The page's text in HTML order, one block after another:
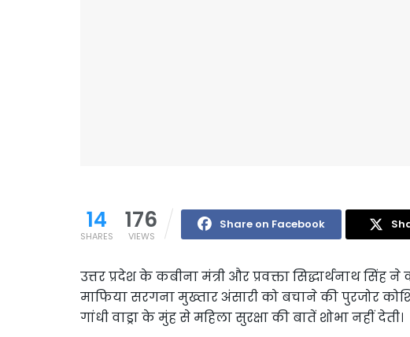
14
SHARES
176
VIEWS
Share on Facebook
उत्तर प्रदेश के कबीना मंत्री और प्रवक्ता सिद्धार्थनाथ
माफिया सरगना मुख्तार अंसारी को बचाने की पुरजोर
गांधी वाड्रा के मुंह से महिला सुरक्षा की बातें शोभा नहीं देती।